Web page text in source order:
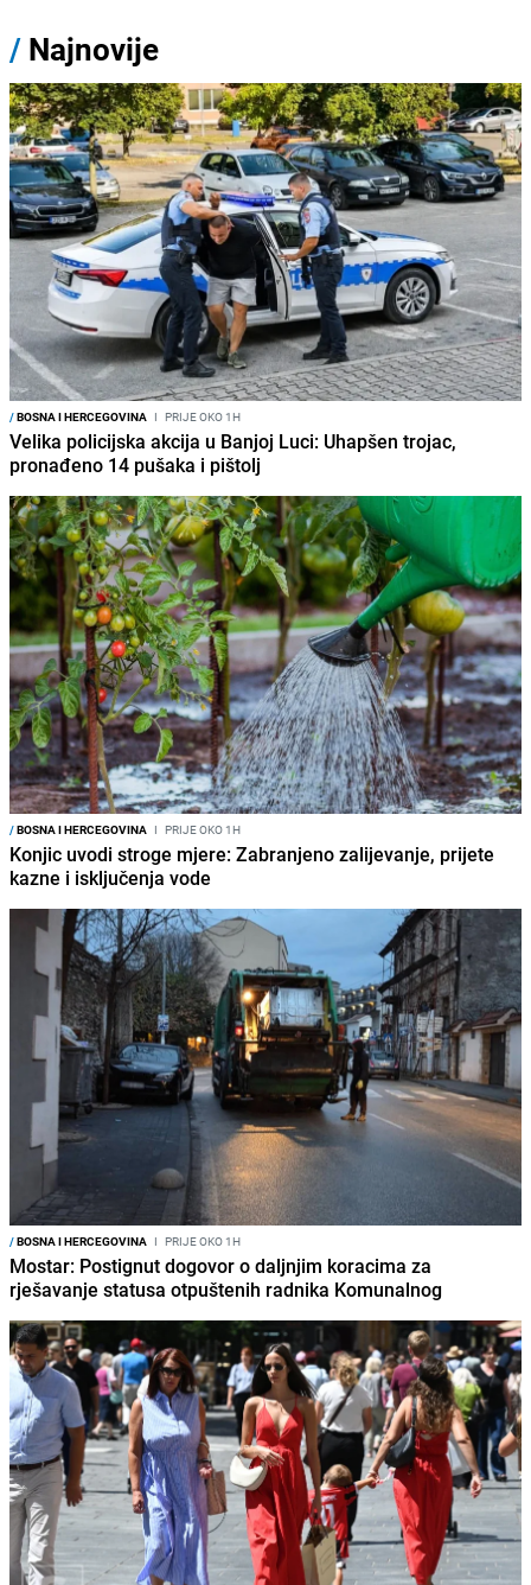
/ Najnovije
/BOSNA I HERCEGOVINA I PRIJE OKO 1H
Velika policijska akcija u Banjoj Luci: Uhapšen trojac,
pronađeno 14 pušaka i pištolj
/BOSNA I HERCEGOVINA I PRIJE OKO 1H
Konjic uvodi stroge mjere: Zabranjeno zalijevanje, prijete
kazne i isključenja vode
/BOSNA I HERCEGOVINA I PRIJE OKO 1H
Mostar: Postignut dogovor o daljnjim koracima za
rješavanje statusa otpuštenih radnika Komunalnog